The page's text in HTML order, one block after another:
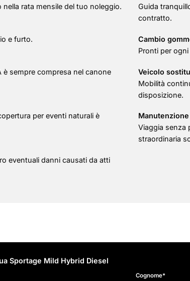
rata mensile del tuo noleggio.
e furto.
è sempre compresa nel canone
per eventi naturali è
eventuali danni causati da atti
Guida
contratto.
Cambio
Pronti per
Veicolo
Mobilità
disposizione.
Viaggia senza
straordinaria
Sportage Mild Hybrid Diesel
Cognome*